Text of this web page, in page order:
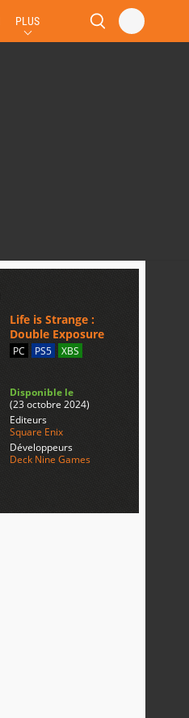
PLUS
Life is Strange :
Double Exposure
PC PS5 XBS
Disponible le
(23 octobre 2024)
Editeurs
Square Enix
Développeurs
Deck Nine Games